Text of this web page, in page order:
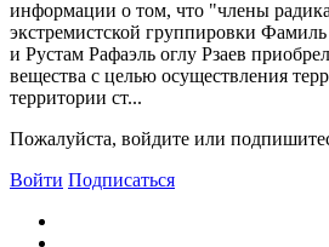
информации о том, что "члены
экстремистской группировки
и Рустам Рафаэль оглу Рзаев
вещества с целью осуществления
территории ст...
Пожалуйста, войдите или
Войти Подписаться